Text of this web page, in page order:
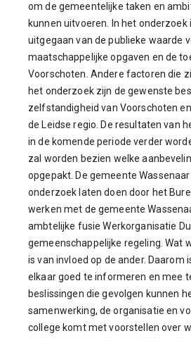
om de gemeentelijke taken en
kunnen uitvoeren. In het onderzoek
uitgegaan van de publieke waarde
maatschappelijke opgaven en de
Voorschoten. Andere factoren die
het onderzoek zijn de gewenste
zelfstandigheid van Voorschoten
de Leidse regio. De resultaten van
in de komende periode verder
zal worden bezien welke
opgepakt. De gemeente
onderzoek laten doen door het
werken met de gemeente
ambtelijke fusie Werkorganisatie
gemeenschappelijke regeling. Wat
is van invloed op de ander. Daarom
elkaar goed te informeren en mee
beslissingen die gevolgen kunnen
samenwerking, de organisatie en
college komt met voorstellen over